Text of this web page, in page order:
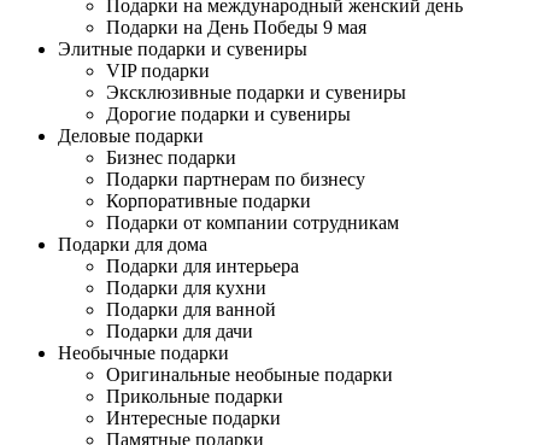
Подарки на международный женский день
Подарки на День Победы 9 мая
Элитные подарки и сувениры
VIP подарки
Эксклюзивные подарки и сувениры
Дорогие подарки и сувениры
Деловые подарки
Бизнес подарки
Подарки партнерам по бизнесу
Корпоративные подарки
Подарки от компании сотрудникам
Подарки для дома
Подарки для интерьера
Подарки для кухни
Подарки для ванной
Подарки для дачи
Необычные подарки
Оригинальные необыные подарки
Прикольные подарки
Интересные подарки
Памятные подарки